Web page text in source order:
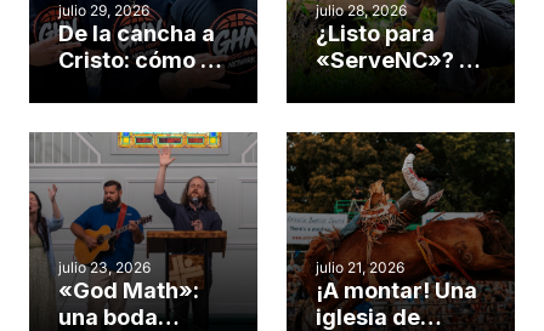
julio 29, 2026
De la cancha a
Cristo: cómo el
gimnasio de
Cary se
convirtió en un
insólito campo
misionero te
cuento
julio 28, 2026
¿Listo para
«ServeNC»? 4
obra de Dios
durante la
Semana
ServeNC
julio 23, 2026
«God Math»:
una boda
julio 21, 2026
¡A montar! Una
iglesia de